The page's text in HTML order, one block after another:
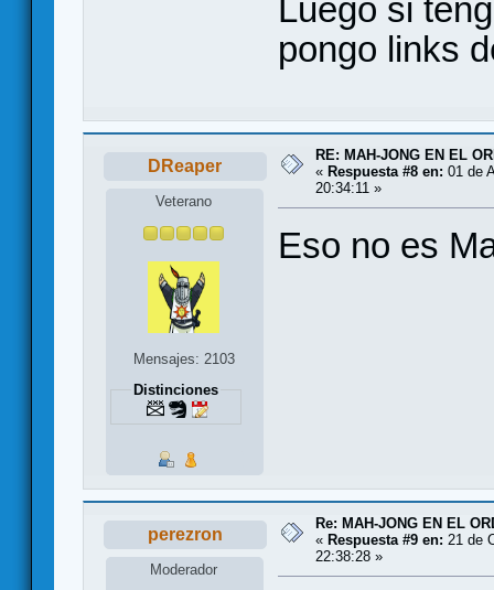
Luego si
pongo links
DReaper
Veterano
Mensajes: 2103
Distinciones
RE: MAH-JONG EN EL
« Respuesta #8 en: 01 de
20:34:11 »
Eso no es
perezron
Moderador
Re: MAH-JONG EN EL
« Respuesta #9 en: 21 de
22:38:28 »